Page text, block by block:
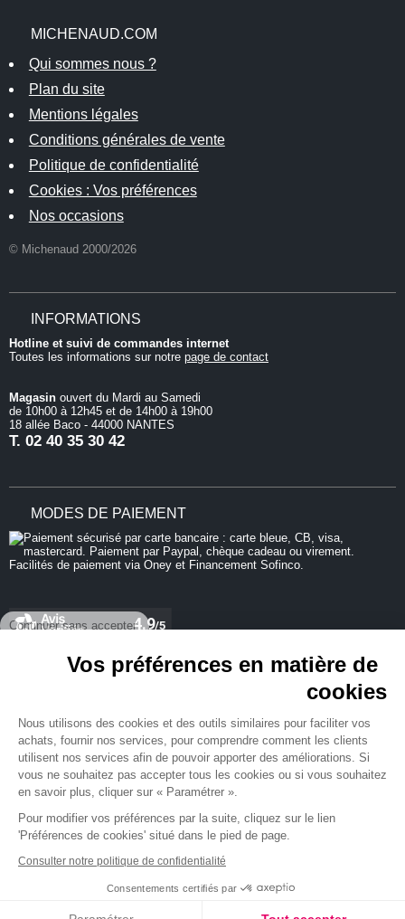
Continuer sans accepter
Vos préférences en matière de
cookies
Nous utilisons des cookies et des outils similaires pour faciliter vos
achats, fournir nos services, pour comprendre comment les clients
utilisent nos services afin de pouvoir apporter des améliorations. Si
vous ne souhaitez pas accepter tous les cookies ou si vous souhaitez
en savoir plus, cliquer sur « Paramétrer ».
Pour modifier vos préférences par la suite, cliquez sur le lien
'Préférences de cookies' situé dans le pied de page.
Consulter notre politique de confidentialité
Consentements certifiés par
MICHENAUD.COM
Qui sommes nous ?
Plan du site
Mentions légales
Conditions générales de vente
Politique de confidentialité
Cookies : Vos préférences
Nos occasions
© Michenaud 2000/2026
INFORMATIONS
Hotline et suivi de commandes internet
Toutes les informations sur notre page de contact
Magasin ouvert du Mardi au Samedi
de 10h00 à 12h45 et de 14h00 à 19h00
18 allée Baco - 44000 NANTES
T. 02 40 35 30 42
MODES DE PAIEMENT
NEWSLETTER